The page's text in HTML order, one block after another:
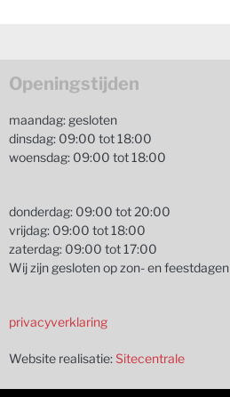
Openingstijden
maandag: gesloten
dinsdag: 09:00 tot 18:00
woensdag: 09:00 tot 18:00
donderdag: 09:00 tot 20:00
vrijdag: 09:00 tot 18:00
zaterdag: 09:00 tot 17:00
Wij zijn gesloten op zon- en feestdagen
privacyverklaring
Website realisatie: Sitecentrale